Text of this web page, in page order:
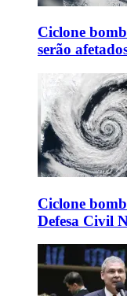
Ciclone
serão
Ciclone
Defesa Civil